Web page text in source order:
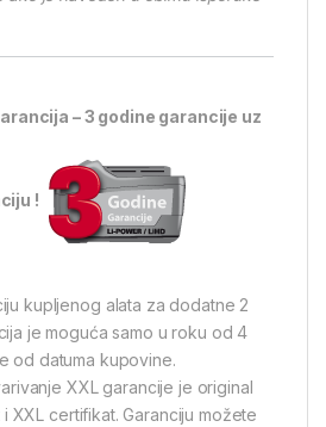
– 3 godine garancije uz
!
kupljenog alata za dodatne 2
je moguća samo u roku od 4
od datuma kupovine.
XXL garancije je original
XXL certifikat. Garanciju možete